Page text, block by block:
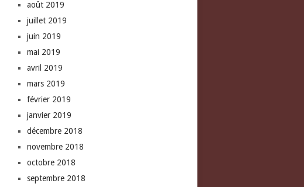
août 2019
juillet 2019
juin 2019
mai 2019
avril 2019
mars 2019
février 2019
janvier 2019
décembre 2018
novembre 2018
octobre 2018
septembre 2018